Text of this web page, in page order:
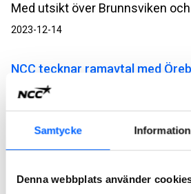
Samtycke Information
Denna webbplats använder
2023-12-14
NCC tecknar ramavtal med
beläggningsarbeten
2023-12-08